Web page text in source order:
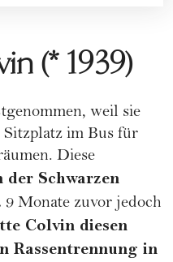
(* 1939)
weil sie
im Bus für
Diese
der Schwarzen
9 Monate zuvor jedoch
Colvin diesen
Rassentrennung in